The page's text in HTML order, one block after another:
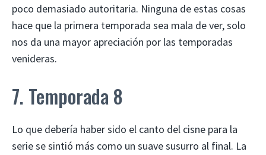
poco demasiado autoritaria. Ninguna de estas cosas
hace que la primera temporada sea mala de ver, solo
nos da una mayor apreciación por las temporadas
venideras.
7. Temporada 8
Lo que debería haber sido el canto del cisne para la
serie se sintió más como un suave susurro al final. La